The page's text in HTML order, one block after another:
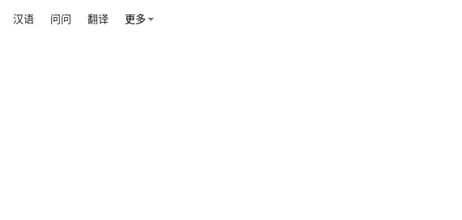
汉语 问问 翻译 更多